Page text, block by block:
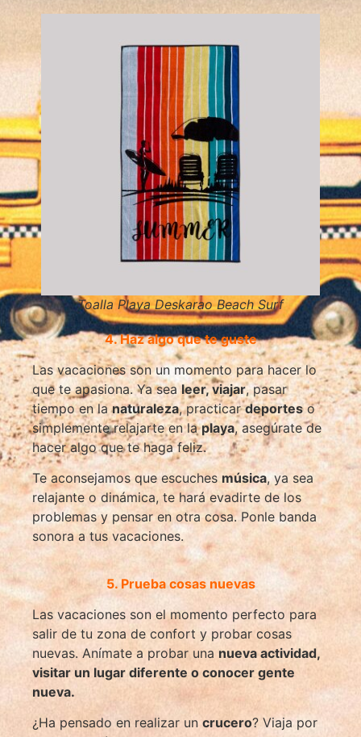
Toalla Playa Deskarao Beach Surf
4. Haz algo que te guste
Las vacaciones son un momento para hacer lo
que te apasiona. Ya sealeer, viajar, pasar
tiempo en lanaturaleza, practicardeporteso
simplemente relajarte en laplaya, asegúrate de
hacer algo que te haga feliz.
Te aconsejamos que escuchesmúsica, ya sea
relajante o dinámica, te hará evadirte de los
problemas y pensar en otra cosa. Ponle banda
sonora a tus vacaciones.
5. Prueba cosas nuevas
Las vacaciones son el momento perfecto para
salir de tu zona de confort y probar cosas
nuevas. Anímate a probar una nueva actividad,
visitar un lugar diferente o conocer gente
nueva.
¿Ha pensado en realizar un crucero? Viaja por